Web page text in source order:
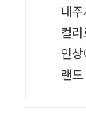
내
컬
인
랜